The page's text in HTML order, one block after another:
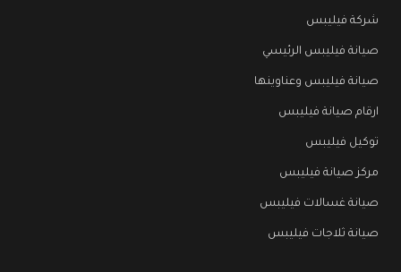
شركة فيليبس
صيانة فيليبس الرئيسي
صيانة فيليبس وعناوينها
ارقام صيانة فيليبس
توكيل فيليبس
مركز صيانة فيليبس
صيانة غسالات فيليبس
صيانة ثلاجات فيليبس